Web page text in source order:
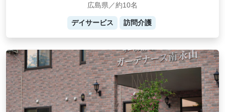
広島県／約10名
デイサービス 訪問介護